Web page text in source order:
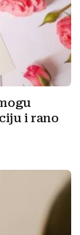
i rano